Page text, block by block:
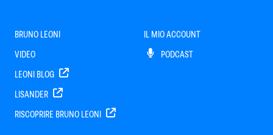
BRUNO LEONI
VIDEO
LEONI BLOG
LISANDER
RISCOPRIRE BRUNO LEONI
IL MIO ACCOUNT
PODCAST